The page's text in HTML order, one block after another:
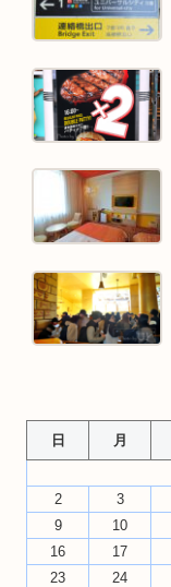
日 月
2
3
9
10
16
17
23
24